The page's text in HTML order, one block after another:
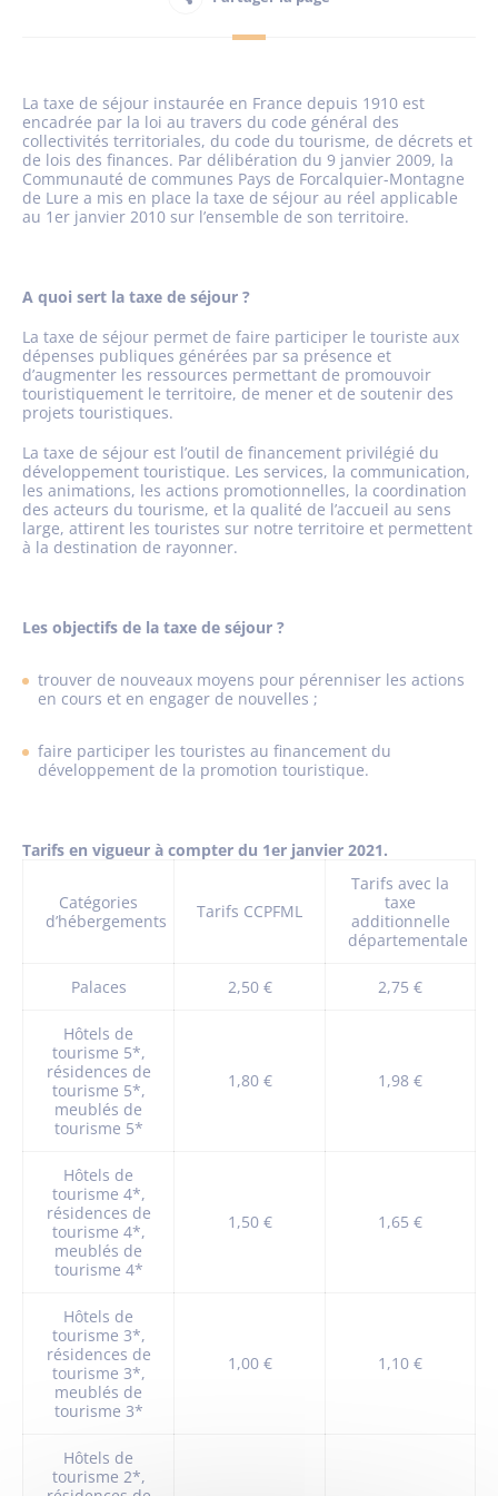
La taxe de séjour instaurée en France depuis 1910 est
encadrée par la loi au travers du code général des
collectivités territoriales, du code du tourisme, de décrets et
de lois des finances. Par délibération du 9 janvier 2009, la
Communauté de communes Pays de Forcalquier-Montagne
de Lure a mis en place la taxe de séjour au réel applicable
au 1er janvier 2010 sur l’ensemble de son territoire.
A quoi sert la taxe de séjour ?
La taxe de séjour permet de faire participer le touriste aux
dépenses publiques générées par sa présence et
d’augmenter les ressources permettant de promouvoir
touristiquement le territoire, de mener et de soutenir des
projets touristiques.
La taxe de séjour est l’outil de financement privilégié du
développement touristique. Les services, la communication,
les animations, les actions promotionnelles, la coordination
des acteurs du tourisme, et la qualité de l’accueil au sens
large, attirent les touristes sur notre territoire et permettent
à la destination de rayonner.
Les objectifs de la taxe de séjour ?
trouver de nouveaux moyens pour pérenniser les actions
en cours et en engager de nouvelles ;
faire participer les touristes au financement du
développement de la promotion touristique.
Tarifs en vigueur à compter du 1er janvier 2021.
Catégories
d’hébergements
Tarifs CCPFML
Tarifs avec la
taxe
additionnelle
départementale
Palaces 2,50 € 2,75 €
Hôtels de
tourisme 5*,
résidences de
tourisme 5*,
meublés de
tourisme 5*
1,80 € 1,98 €
Hôtels de
tourisme 4*,
résidences de
tourisme 4*,
meublés de
tourisme 4*
1,50 € 1,65 €
Hôtels de
tourisme 3*,
résidences de
tourisme 3*,
meublés de
tourisme 3*
1,00 € 1,10 €
Hôtels de
tourisme 2*,
Maison France Services